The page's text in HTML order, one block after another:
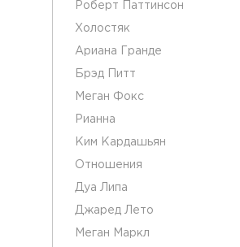
Роберт Паттинсон
Холостяк
Ариана Гранде
Брэд Питт
Меган Фокс
Рианна
Ким Кардашьян
Отношения
Дуа Липа
Джаред Лето
Меган Маркл